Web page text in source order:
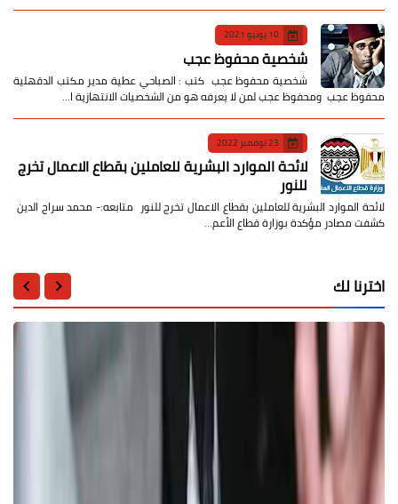
10 يونيو 2021
شخصية محفوظ عجب
شخصية محفوظ عجب كتب : الصباحي عطية مدير مكتب الدقهلية
محفوظ عجب ومحفوظ عجب لمن لا يعرفه هو من الشخصيات الانتهازية ا…
23 نوفمبر 2022
لائحة الموارد البشرية للعاملين بقطاع الاعمال تخرج
للنور
لائحة الموارد البشرية للعاملين بقطاع الاعمال تخرج للنور متابعه:- محمد سراج الدين
كشفت مصادر مؤكدة بوزارة قطاع الأعم…
اخترنا لك